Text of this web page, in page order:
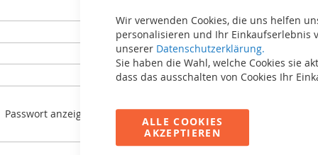
Wir verwenden Cookies, die uns helfen
personalisieren und Ihr Einkaufserlebnis
unserer Datenschutzerklärung.
Sie haben die Wahl, welche Cookies sie
dass das ausschalten von Cookies Ihr
ALLE COOKIES
AKZEPTIEREN
Passwort anzeigen